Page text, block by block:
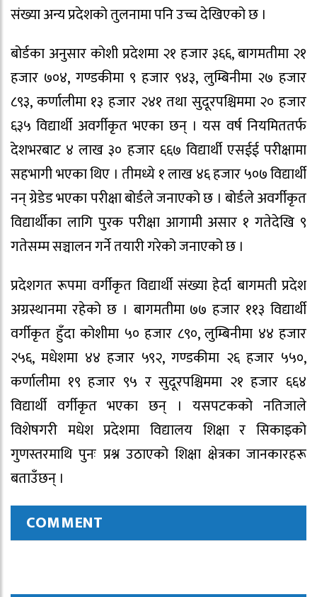
संख्या अन्य प्रदेशको तुलनामा पनि उच्च देखिएको छ ।
बोर्डका अनुसार कोशी प्रदेशमा २१ हजार ३६६, बागमतीमा २१
हजार ७०४, गण्डकीमा ९ हजार ९४३, लुम्बिनीमा २७ हजार
८९३, कर्णालीमा १३ हजार २४१ तथा सुदूरपश्चिममा २० हजार
६३५ विद्यार्थी अवर्गीकृत भएका छन् । यस वर्ष नियमिततर्फ
देशभरबाट ४ लाख ३० हजार ६६७ विद्यार्थी एसईई परीक्षामा
सहभागी भएका थिए । तीमध्ये १ लाख ४६ हजार ५०७ विद्यार्थी
नन् ग्रेडेड भएका परीक्षा बोर्डले जनाएको छ । बोर्डले अवर्गीकृत
विद्यार्थीका लागि पुरक परीक्षा आगामी असार १ गतेदेखि ९
गतेसम्म सञ्चालन गर्ने तयारी गरेको जनाएको छ ।
प्रदेशगत रूपमा वर्गीकृत विद्यार्थी संख्या हेर्दा बागमती प्रदेश
अग्रस्थानमा रहेको छ । बागमतीमा ७७ हजार ११३ विद्यार्थी
वर्गीकृत हुँदा कोशीमा ५० हजार ८९०, लुम्बिनीमा ४४ हजार
२५६, मधेशमा ४४ हजार ५९२, गण्डकीमा २६ हजार ५५०,
कर्णालीमा १९ हजार ९५ र सुदूरपश्चिममा २१ हजार ६६४
विद्यार्थी वर्गीकृत भएका छन् । यसपटकको नतिजाले
विशेषगरी मधेश प्रदेशमा विद्यालय शिक्षा र सिकाइको
गुणस्तरमाथि पुनः प्रश्न उठाएको शिक्षा क्षेत्रका जानकारहरू
बताउँछन् ।
COMMENT